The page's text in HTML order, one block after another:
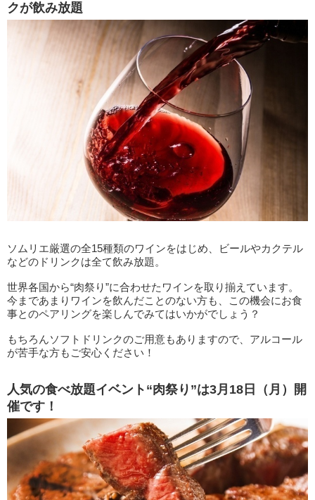
クが飲み放題
ソムリエ厳選の全15種類のワインをはじめ、ビールやカクテル
などのドリンクは全て飲み放題。
世界各国から“肉祭り”に合わせたワインを取り揃えています。
今まであまりワインを飲んだことのない方も、この機会にお食
事とのペアリングを楽しんでみてはいかがでしょう？
もちろんソフトドリンクのご用意もありますので、アルコール
が苦手な方もご安心ください！
人気の食べ放題イベント“肉祭り”は3月18日（月）開
催です！